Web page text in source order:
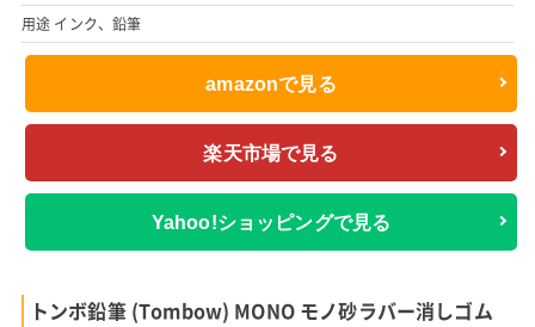
用途 インク、鉛筆
amazonで見る
楽天市場で見る
Yahoo!ショッピングで見る
トンボ鉛筆 (Tombow) MONO モノ砂ラバー消しゴム